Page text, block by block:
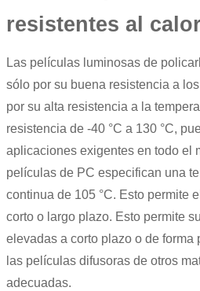
resistentes al
Las películas luminosas de
sólo por su buena resistencia a
por su alta resistencia a la
resistencia de -40 °C a 130 °C,
aplicaciones exigentes en todo el
películas de PC especifican una
continua de 105 °C. Esto permite
corto o largo plazo. Esto permite
elevadas a corto plazo o de forma
las películas difusoras de otros
adecuadas.